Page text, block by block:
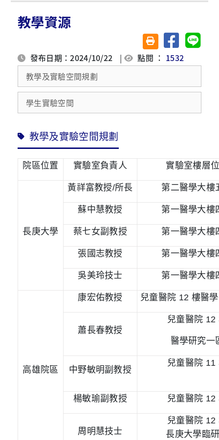
教學資源
友善列印(另開視窗)
分享至臉書分享
發布日期：2024/10/22 | 點閱 ： 1532
教學及實驗空間規劃
學生實驗空間
教學及實驗空間規劃
院區位置 實驗室負責人 實驗室樓層
長庚大學
黃祥富教授/所長 第二醫學大樓
蘇中慧教授 第一醫學大樓
蔡七女副教授 第一醫學大樓
張國志教授 第一醫學大樓
吳美玲技士 第一醫學大樓
高雄院區
康宏佑教授 兒童醫院 12 樓醫
蕭長春教授
兒童醫院 12
醫學研究一
中野敏明副教授
兒童醫院 11
楊敏瑜副教授 兒童醫院 12
周明慧技士
兒童醫院 12
長庚大學臨